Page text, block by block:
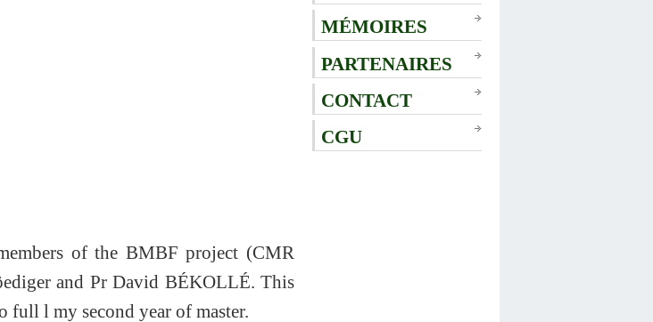
of the BMBF project (CMR
and Pr David BÉKOLLÉ. This
l my second year of master.
MÉMOIRES
PARTENAIRES
CONTACT
CGU